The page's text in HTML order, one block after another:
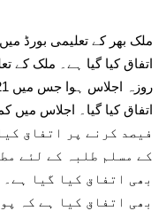
اتفاق کیا گیا ہے۔ ملک کے
فیصد کرنے پر اتفاق
کے مسلم طلبہ کے لئے
بھی اتفاق کیا گیا
بھی اتفاق کیا ہے کہ